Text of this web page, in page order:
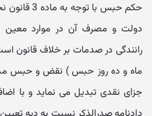
حکم حبس با
دولت و مصرف آن در موارد معین
رانندگی در صدمات بر خلاف قانون